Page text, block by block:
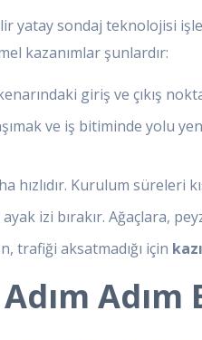
yatay sondaj teknolojisi
kazanımlar şunlardır:
giriş ve çıkış
ve iş bitiminde yolu
hızlıdır. Kurulum
izi bırakır. Ağaçlara,
trafiği aksatmadığı için
Adım